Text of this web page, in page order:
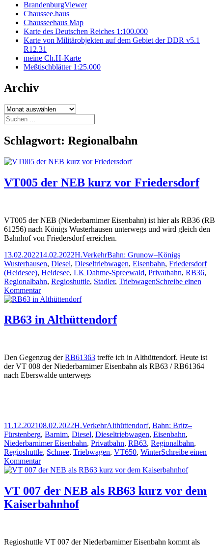
BrandenburgViewer
Chaussee.haus
Chausseehaus Map
Karte des Deutschen Reiches 1:100.000
Karte von Militärobjekten auf dem Gebiet der DDR v5.1
R12.31
meine Ch.H-Karte
Meßtischblätter 1:25.000
Archiv
Archiv
Suchen
nach:
Schlagwort: Regionalbahn
VT005 der NEB kurz vor Friedersdorf
VT005 der NEB (Niederbarnimer Eisenbahn) ist hier als RB36 (RB
61256) nach Königs Wusterhausen unterwegs und wird gleich den
Bahnhof von Friedersdorf erreichen.
Veröffentlicht
am
13.02.202214.02.2022Autor
H.Kategorien
VerkehrSchlagwörter
Bahn: Grunow–Königs
Wusterhausen, Diesel, Dieseltriebwagen, Eisenbahn, Friedersdorf
(Heidesee), Heidesee, LK Dahme-Spreewald, Privatbahn, RB36,
Regionalbahn, Regioshuttle, Stadler, TriebwagenSchreibe einen
Kommentarzu
VT005
NEB
kurz
RB63 in Althüttendorf
Den Gegenzug derRB61363 treffe ich in Althüttendorf. Heute ist
der VT 008 der Niederbarnimer Eisenbahn als RB63 / RB61364
nach Eberswalde unterwegs
Veröffentlicht
am
11.12.202108.02.2022Autor
H.Kategorien
VerkehrSchlagwörter
Althüttendorf, Bahn: Britz–
Fürstenberg, Barnim, Diesel, Dieseltriebwagen, Eisenbahn,
Niederbarnimer Eisenbahn, Privatbahn, RB63, Regionalbahn,
Regioshuttle, Schnee, Triebwagen, VT650, WinterSchreibe einen
Kommentarzu
RB63
Althüttendorf
VT 007 der NEB als RB63 kurz vor dem
Kaiserbahnhof
Regioshuttle VT 007 der Niederbarnimer Eisenbahn kommt als